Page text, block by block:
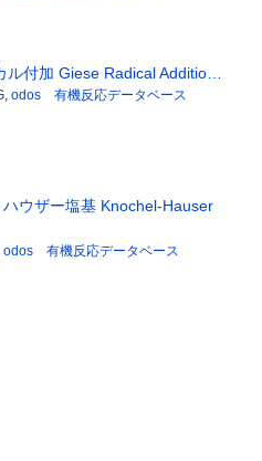
ル付加 Giese Radical Additio…
, odos 有機反応データベース
ハウザー塩基 Knochel-Hauser
odos 有機反応データベース